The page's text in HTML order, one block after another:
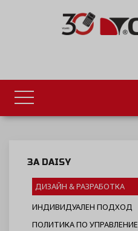
ЗА DAISY
ДИЗАЙН & РАЗРАБОТКА
ИНДИВИДУАЛЕН ПОДХОД
ПОЛИТИКА ПО УПРАВЛЕНИЕ